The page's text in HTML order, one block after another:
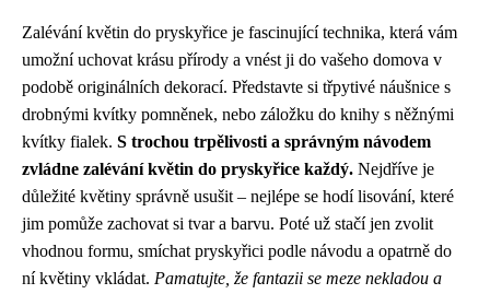
Zalévání květin do pryskyřice je fascinující technika, která vám
umožní uchovat krásu přírody a vnést ji do vašeho domova v
podobě originálních dekorací. Představte si třpytivé náušnice s
drobnými kvítky pomněnek, nebo záložku do knihy s něžnými
kvítky fialek. S trochou trpělivosti a správným návodem
zvládne zalévání květin do pryskyřice každý. Nejdříve je
důležité květiny správně usušit – nejlépe se hodí lisování, které
jim pomůže zachovat si tvar a barvu. Poté už stačí jen zvolit
vhodnou formu, smíchat pryskyřici podle návodu a opatrně do
ní květiny vkládat. Pamatujte, že fantazii se meze nekladou a